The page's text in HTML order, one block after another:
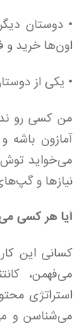
اون‌ها خرید
• یکی از
من کسی رو
آمازون باشه
می‌خواید توش
نیازها و
آیا هر کسی
کسانی این
می‌فهمن،
استراتژی
می‌شناسن و